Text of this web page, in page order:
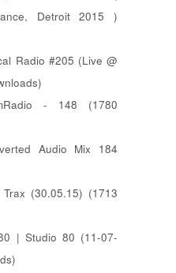
Detroit 2015 )
Radio #205 (Live @
- 148 (1780
Audio Mix 184
(30.05.15) (1713
| Studio 80 (11-07-